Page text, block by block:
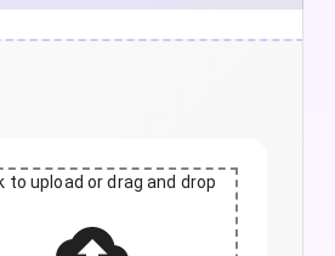
to upload or drag and drop